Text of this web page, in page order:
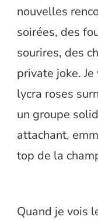
nouvelles
soirées, des
sourires, des
private joke.
lycra roses
un groupe
attachant,
top de la
Quand je vois